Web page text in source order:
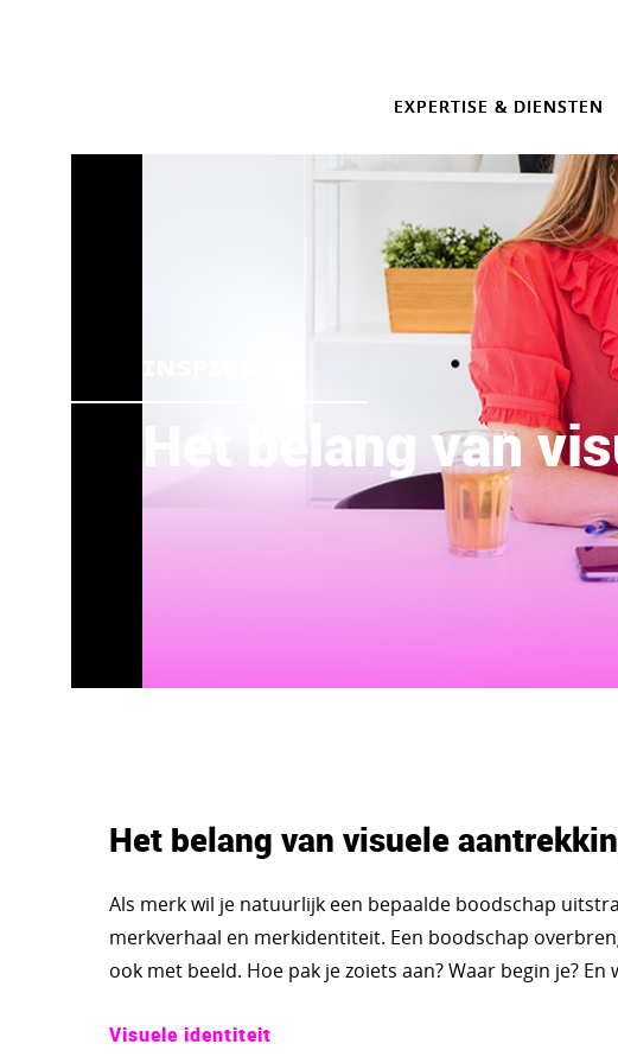
EXPERTISE & DIENSTEN
Het belang van
Het belang van visuele
Als merk wil je natuurlijk een bepaalde boodschap
merkverhaal en merkidentiteit. Een boodschap
ook met beeld. Hoe pak je zoiets aan? Waar begin je?
Visuele identiteit